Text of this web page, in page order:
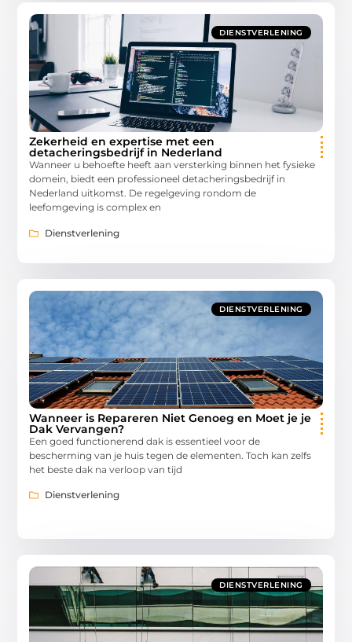
DIENSTVERLENING
Zekerheid en expertise met een
detacheringsbedrijf in Nederland
Wanneer u behoefte heeft aan versterking binnen het fysieke
domein, biedt een professioneel detacheringsbedrijf in
Nederland uitkomst. De regelgeving rondom de
leefomgeving is complex en
Dienstverlening
DIENSTVERLENING
Wanneer is Repareren Niet Genoeg en Moet je je
Dak Vervangen?
Een goed functionerend dak is essentieel voor de
bescherming van je huis tegen de elementen. Toch kan zelfs
het beste dak na verloop van tijd
Dienstverlening
DIENSTVERLENING